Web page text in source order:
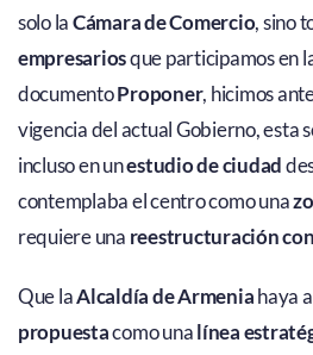
solo laCámara de Comercio, sino
empresariosque participamos en
documentoProponer, hicimos
vigencia del actual Gobierno, esta
incluso en unestudio de ciudad
contemplaba el centro como una
requiere una reestructuración
Que laAlcaldía de Armeniahaya
propuestacomo unalínea